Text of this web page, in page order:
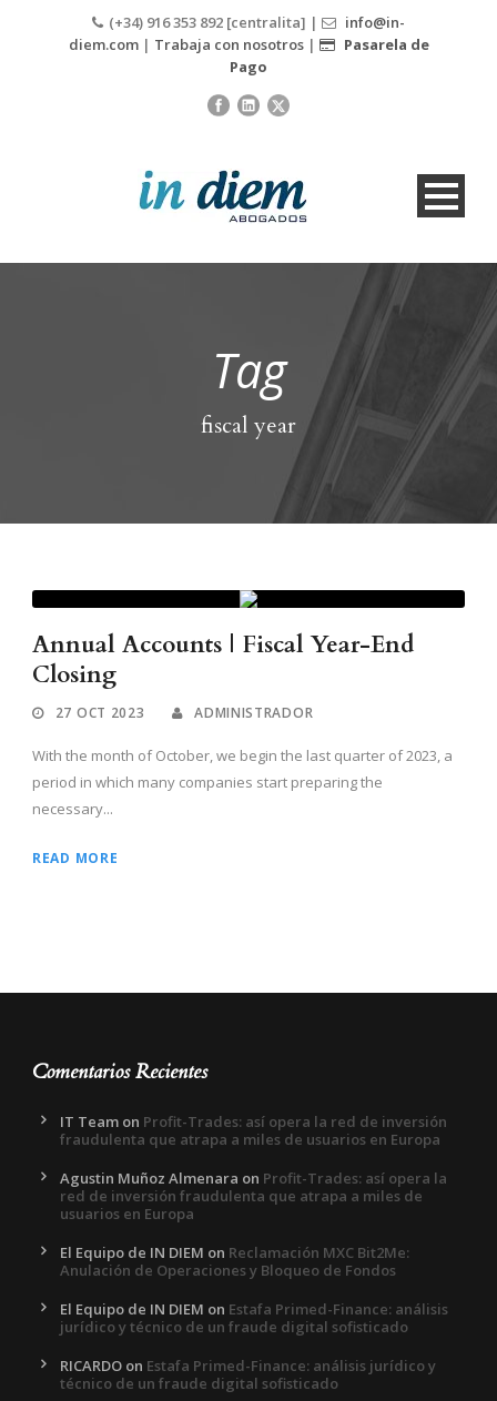
(+34) 916 353 892 [centralita] |
info@in-
diem.com| Trabaja con nosotros|
Pasarela de
Pago
Tag
fiscal year
Annual Accounts | Fiscal Year-End
Closing
27 OCT 2023 ADMINISTRADOR
With the month of October, we begin the last quarter of 2023, a
period in which many companies start preparing the
necessary...
READ MORE
Comentarios Recientes
IT Team on Profit-Trades: así opera la red de inversión
fraudulenta que atrapa a miles de usuarios en Europa
Agustin Muñoz Almenara on Profit-Trades: así opera la
red de inversión fraudulenta que atrapa a miles de
usuarios en Europa
El Equipo de IN DIEM on Reclamación MXC Bit2Me:
Anulación de Operaciones y Bloqueo de Fondos
El Equipo de IN DIEM on Estafa Primed-Finance: análisis
jurídico y técnico de un fraude digital sofisticado
RICARDO on Estafa Primed-Finance: análisis jurídico y
técnico de un fraude digital sofisticado